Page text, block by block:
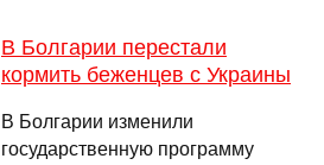
В Болгарии перестали
кормить беженцев с Украины
В Болгарии изменили
государственную программу